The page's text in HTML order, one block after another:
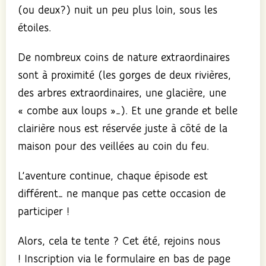
(ou deux?) nuit un peu plus loin, sous les
étoiles.
De nombreux coins de nature extraordinaires
sont à proximité (les gorges de deux rivières,
des arbres extraordinaires, une glacière, une
« combe aux loups »…). Et une grande et belle
clairière nous est réservée juste à côté de la
maison pour des veillées au coin du feu.
L’aventure continue, chaque épisode est
différent… ne manque pas cette occasion de
participer !
Alors, cela te tente ? Cet été, rejoins nous
! Inscription via le formulaire en bas de page